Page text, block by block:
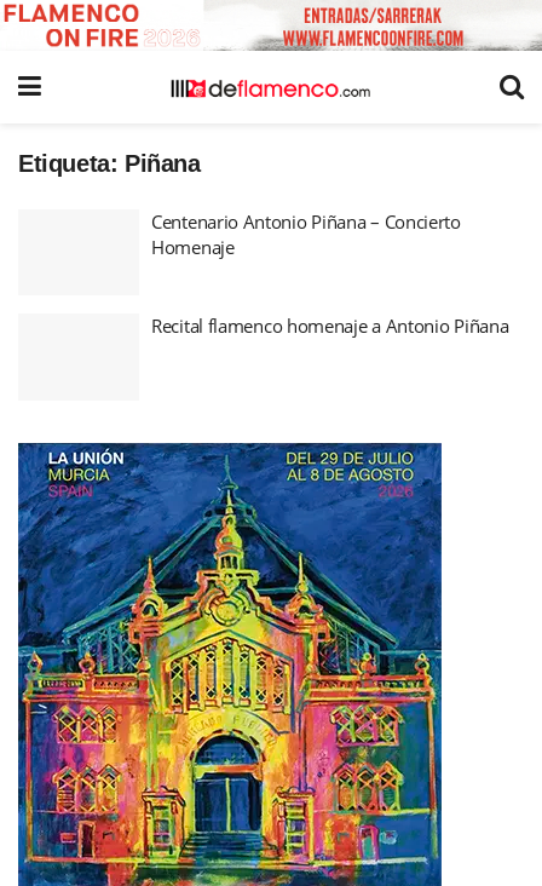
Etiqueta: Piñana
Centenario Antonio Piñana – Concierto
Homenaje
Recital flamenco homenaje a Antonio Piñana